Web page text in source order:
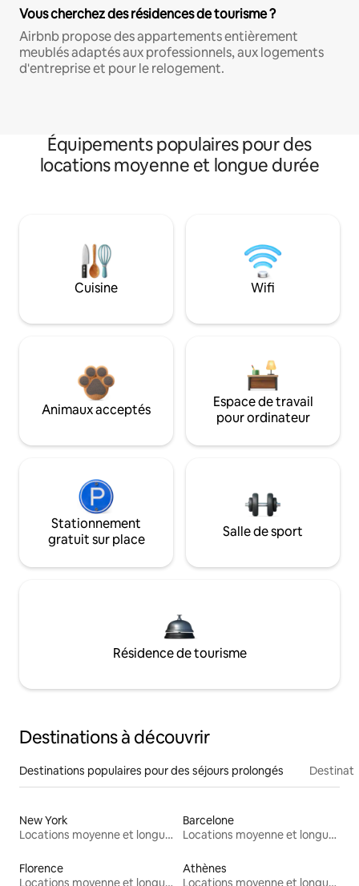
Vous cherchez des résidences de tourisme ?
Airbnb propose des appartements entièrement
meublés adaptés aux professionnels, aux logements
d'entreprise et pour le relogement.
Équipements populaires pour des
locations moyenne et longue durée
Cuisine Wifi
Animaux acceptés
Espace de travail
pour ordinateur
Stationnement
gratuit sur place
Salle de sport
Résidence de tourisme
Destinations à découvrir
Destinations populaires pour des séjours prolongés
New York
Locations moyenne et longue durée
Barcelone
Locations moyenne et longue durée
Florence
Locations moyenne et longue durée
Athènes
Locations moyenne et longue durée